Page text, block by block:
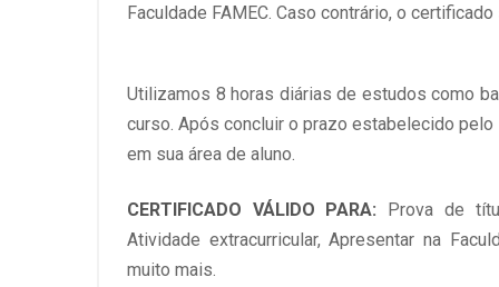
Faculdade FAMEC. Caso contrário, o
Utilizamos 8 horas diárias de estudos como
curso. Após concluir o prazo estabelecido
em sua área de aluno.
CERTIFICADO VÁLIDO PARA: Prova de
Atividade extracurricular, Apresentar na
muito mais.